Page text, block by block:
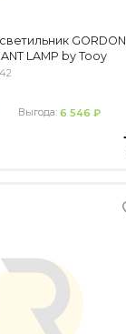
GORDON
LAMP by Tooy
Выгода:6 546 ₽